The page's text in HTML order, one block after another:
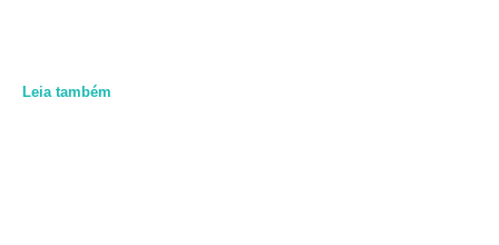
Leia também